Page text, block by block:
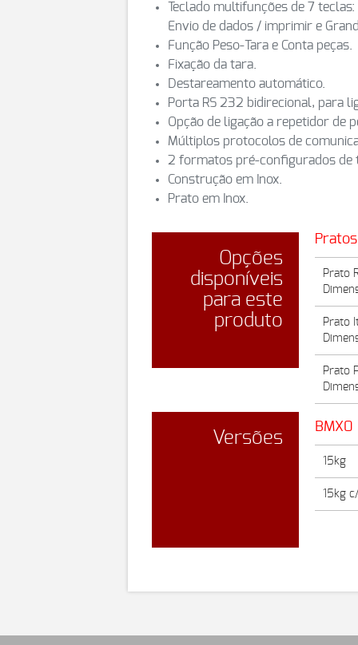
Teclado multifunções de 7
Envio de dados / imprimir e
Função Peso-Tara e Conta peças.
Fixação da tara.
Destareamento automático.
Porta RS 232 bidirecional, para
Opção de ligação a repetidor de
Múltiplos protocolos de
2 formatos pré-configurados de
Construção em Inox.
Prato em Inox.
Opções
disponíveis
para este
produto
Pratos
Prato
Prato
Prato
Versões
BMX0
15kg
15kg